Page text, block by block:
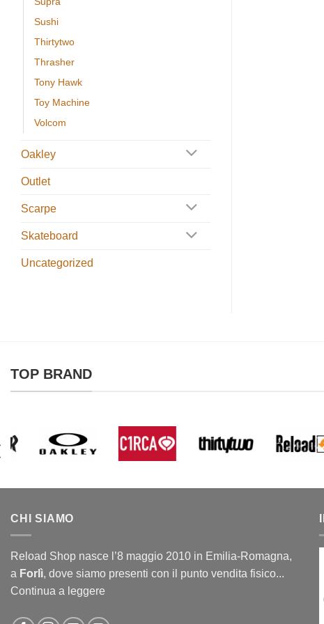
Sushi
Thirtytwo
Thrasher
Tony Hawk
Toy Machine
Volcom
Oakley
Outlet
Scarpe
Skateboard
Uncategorized
TOP BRAND
CHI SIAMO
Reload Shop nasce l’8 maggio 2010 in Emilia-Romagna,
a Forlì, dove siamo presenti con il punto vendita fisico...
Continua a leggere